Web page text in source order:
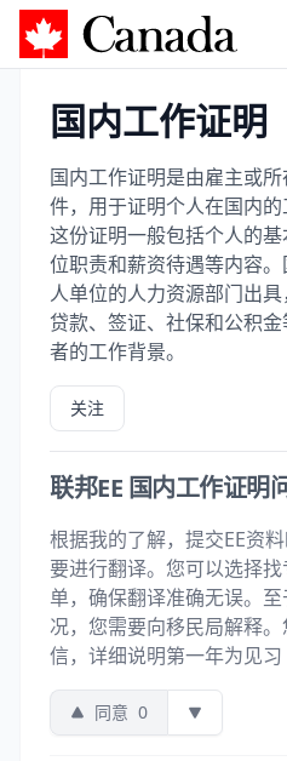
加拿大攻略
国内工作证明
国内工作证明是由雇主或
件，用于证明个人在国内的
这份证明一般包括个人的
位职责和薪资待遇等内容
人单位的人力资源部门出具
贷款、签证、社保和公积
者的工作背景。
关注
联邦EE 国内工作证明
根据我的了解，提交EE资
要进行翻译。您可以选择
单，确保翻译准确无误。
况，您需要向移民局解释
信，详细说明第一年为见习
同意 0